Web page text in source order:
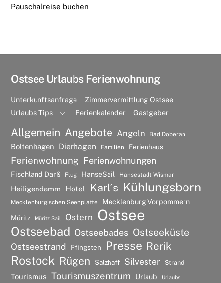
Pauschalreise buchen
Ostsee Urlaubs Ferienwohnung
Unterkunftsanfrage
Zimmervermittlung Ostsee
Urlaubs Tips
Ferienkalender Gastgeber
Allgemein Angebote Angeln Bad Doberan
Boltenhagen Dierhagen Familien Ferienhaus
Ferienwohnung Ferienwohnungen
Fischland Darß Flug HanseSail Hansestadt Wismar
Heiligendamm Hotel Karl´s Kühlungsborn
Mecklenburgischen Seenplatte Mecklenburg Vorpommern
Müritz Müritz Sail Ostern Ostsee
Ostseebad Ostseebades Ostseeküste
Ostseestrand Pfingsten Presse Rerik
Rostock Rügen Salzhaff Silvester Strand
Tourismus Tourismuszentrum Urlaub Urlaubs